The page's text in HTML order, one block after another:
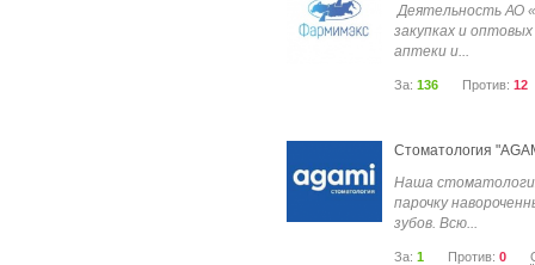
Деятельность АО
закупках и
аптеки и...
За: 136 Против: 12
Стоматология
Наша
парочку
зубов. Всю...
За: 1 Против: 0